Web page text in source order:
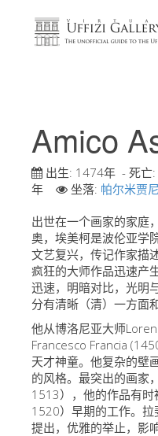
主页
活动 &
游客的
联系我
参观乌
现在预
虚拟之
杰作
展示室
艺术家
新展示
佛罗伦
Amico
出生: 1474年 - 死亡:
年
坐落: 帕尔米贾
出世在一个画家的家庭
奥，埃美柯是波伦亚学
文艺复兴，传记作家描
疯狂的大师作品迅速产
迅速，明暗对比，光明
分有清晰（清）一方面
他从博洛尼亚大师
Francesco Francia
天才神童。他复杂的壁
的风格。最突出的画家
1513），他的作品有
1520）早期的工作。
提出，优雅的举止，影